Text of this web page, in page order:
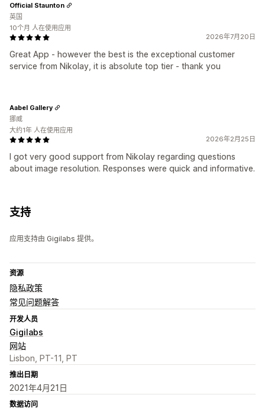
2026年7月20日
Great App - however the best is the exceptional customer
service from Nikolay, it is absolute top tier - thank you
Official Staunton
英国
10个月 人在使用应用
2026年2月25日
I got very good support from Nikolay regarding questions
about image resolution. Responses were quick and informative.
Aabel Gallery
挪威
大约1年 人在使用应用
支持
应用支持由 Gigilabs 提供。
资源
隐私政策
常见问题解答
开发人员
Gigilabs
网站
Lisbon, PT-11, PT
推出日期
2021年4月21日
数据访问